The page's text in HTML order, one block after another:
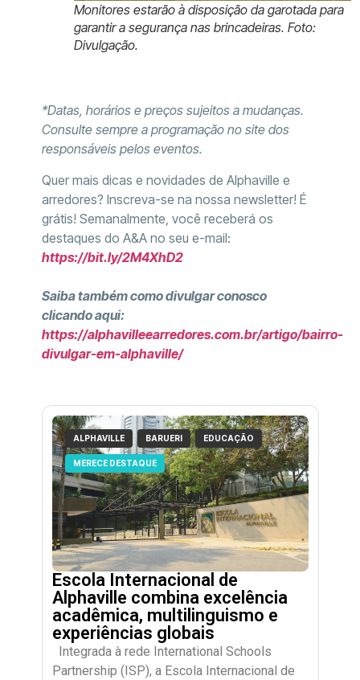
Monitores estarão à disposição da garotada para
garantir a segurança nas brincadeiras. Foto:
Divulgação.
*Datas, horários e preços sujeitos a mudanças.
Consulte sempre a programação no site dos
responsáveis pelos eventos.
Quer mais dicas e novidades de Alphaville e
arredores? Inscreva-se na nossa newsletter! É
grátis! Semanalmente, você receberá os
destaques do A&A no seu e-mail:
https://bit.ly/2M4XhD2
Saiba também como divulgar conosco
clicando aqui:
https://alphavilleearredores.com.br/artigo/bairro-
divulgar-em-alphaville/
ALPHAVILLE BARUERI EDUCAÇÃO
MERECE DESTAQUE
Escola Internacional de
Alphaville combina excelência
acadêmica, multilinguismo e
experiências globais
Integrada à rede International Schools
Partnership (ISP), a Escola Internacional de